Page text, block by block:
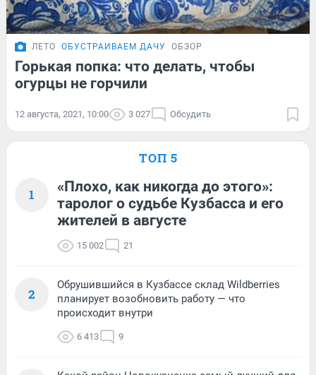
ЛЕТО ОБУСТРАИВАЕМ ДАЧУ ОБЗОР
Горькая попка: что делать, чтобы
огурцы не горчили
12 августа, 2021, 10:00 3 027 Обсудить
ТОП 5
1
«Плохо, как никогда до этого»:
таролог о судьбе Кузбасса и его
жителей в августе
15 002 21
2
Обрушившийся в Кузбассе склад Wildberries
планирует возобновить работу — что
происходит внутри
6 413 9